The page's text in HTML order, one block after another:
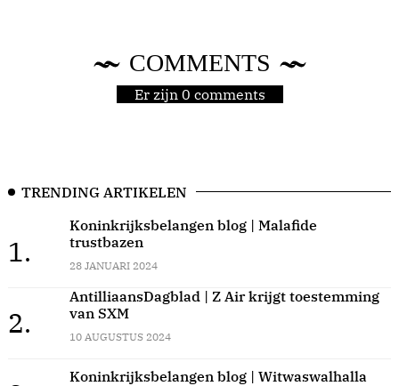
COMMENTS
Er zijn 0 comments
TRENDING ARTIKELEN
1.
Koninkrijksbelangen blog | Malafide
trustbazen
28 JANUARI 2024
2.
AntilliaansDagblad | Z Air krijgt toestemming
van SXM
10 AUGUSTUS 2024
Koninkrijksbelangen blog | Witwaswalhalla